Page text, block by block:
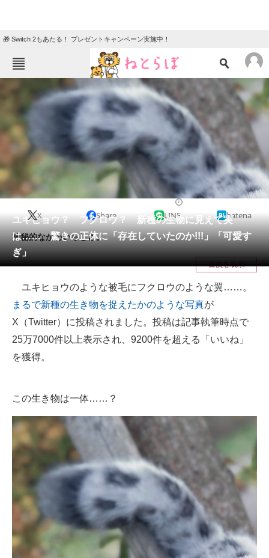
🎁 Switch 2もあたる！ プレゼントキャンペーン実施中！
ねとらぼメニュー
ニュース
エンタメ
地域
住まい 教育・育児
動物 リサーチ
会員記事
メディア
注目記事を集めた総合ページ
ITの今と未来を見通す
スマホと通信の最新トレンド
進化するPCとデバイスの未来
ビジネスと働き方のヒント
AI活用のいまが分かる
企業ITのトレンドを詳説
経営リーダーのコミュニティ
マーケ×ITの今がよく分かる
ITエンジニア向け専門サイト
企業向けIT製品の総合サイト
ユキヒョウ？ フクロウ？ 新種の生物に見えて実
は…… 驚きの正体に「存在していたのか!!!」「可愛す
ぎ」
X Share LINE hatena
神秘的なかわいらしさ。
目次を表示
ユキヒョウのような被毛にフクロウのような翼……。
まるで新種の生き物を捉えたかのような写真が
X（Twitter）に投稿されました。投稿は記事執筆時点で
25万7000件以上表示され、9200件を超える「いいね」
を獲得。
この生き物は一体……？